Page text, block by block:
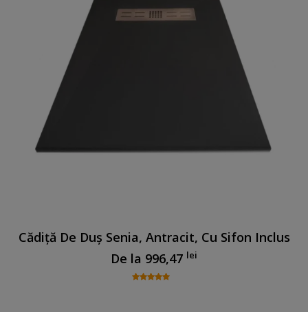
Cădiță De Duș Senia, Antracit, Cu Sifon Inclus
De la 996,47 lei